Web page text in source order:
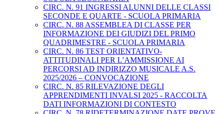
CIRC. N. 91 INGRESSI ALUNNI DELLE CLASSI
SECONDE E QUARTE - SCUOLA PRIMARIA
CIRC. N. 88 ASSEMBLEA DI CLASSE PER
INFORMAZIONE DEI GIUDIZI DEL PRIMO
QUADRIMESTRE - SCUOLA PRIMARIA
CIRC. N. 86 TEST ORIENTATIVO-
ATTITUDINALI PER L’AMMISSIONE AI
PERCORSI AD INDIRIZZO MUSICALE A.S.
2025/2026 – CONVOCAZIONE
CIRC. N. 85 RILEVAZIONE DEGLI
APPRENDIMENTI INVALSI 2025 - RACCOLTA
DATI INFORMAZIONI DI CONTESTO